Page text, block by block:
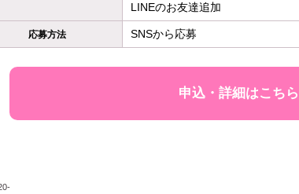
LINEのお友達追加
応募方法 SNSから応募
申込・詳細はこちら